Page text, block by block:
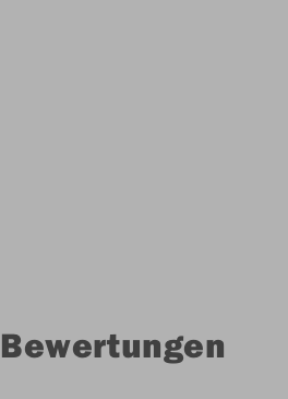
Bewertungen